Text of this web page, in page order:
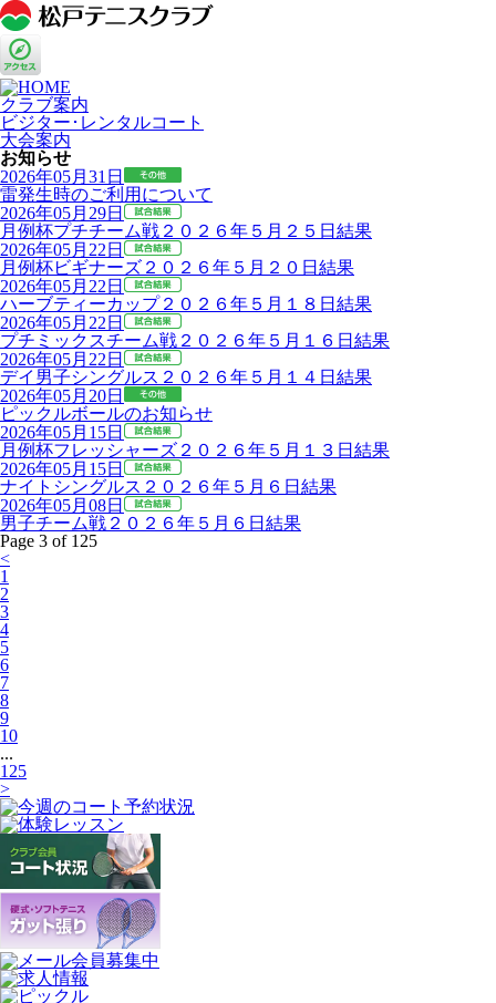
クラブ案内
ビジター･レンタルコート
大会案内
お知らせ
2026年05月31日
雷発生時のご利用について
2026年05月29日
月例杯プチチーム戦２０２６年５月２５日結果
2026年05月22日
月例杯ビギナーズ２０２６年５月２０日結果
2026年05月22日
ハーブティーカップ２０２６年５月１８日結果
2026年05月22日
プチミックスチーム戦２０２６年５月１６日結果
2026年05月22日
デイ男子シングルス２０２６年５月１４日結果
2026年05月20日
ピックルボールのお知らせ
2026年05月15日
月例杯フレッシャーズ２０２６年５月１３日結果
2026年05月15日
ナイトシングルス２０２６年５月６日結果
2026年05月08日
男子チーム戦２０２６年５月６日結果
Page 3 of 125
<
1
2
3
4
5
6
7
8
9
10
...
125
>